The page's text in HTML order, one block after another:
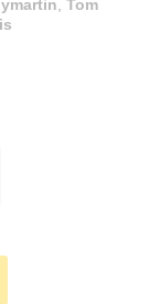
,Tom